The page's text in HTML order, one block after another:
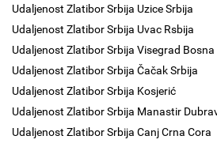
Udaljenost Zlatibor Srbija Uzice Srbija
Udaljenost Zlatibor Srbija Uvac Rsbija
Udaljenost Zlatibor Srbija Visegrad
Udaljenost Zlatibor Srbija Čačak Srbija
Udaljenost Zlatibor Srbija Kosjerić
Udaljenost Zlatibor Srbija Manastir
Udaljenost Zlatibor Srbija Canj Crna Cora